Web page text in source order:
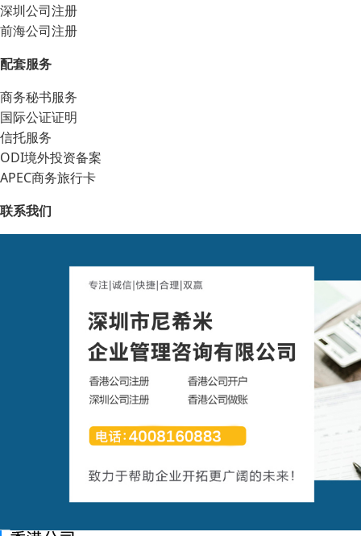
深圳公司注册
前海公司注册
配套服务
商务秘书服务
国际公证证明
信托服务
ODI境外投资备案
APEC商务旅行卡
联系我们